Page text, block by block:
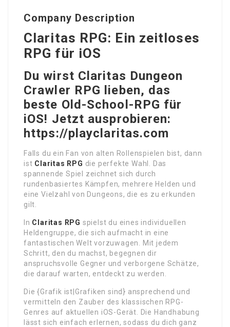
Company Description
Claritas RPG: Ein zeitloses
RPG für iOS
Du wirst Claritas Dungeon
Crawler RPG lieben, das
beste Old-School-RPG für
iOS! Jetzt ausprobieren:
https://playclaritas.com
Falls du ein Fan von alten Rollenspielen bist, dann
ist Claritas RPG die perfekte Wahl. Das
spannende Spiel zeichnet sich durch
rundenbasiertes Kämpfen, mehrere Helden und
eine Vielzahl von Dungeons, die es zu erkunden
gilt.
In Claritas RPG spielst du eines individuellen
Heldengruppe, die sich aufmacht in eine
fantastischen Welt vorzuwagen. Mit jedem
Schritt, den du machst, begegnen dir
anspruchsvolle Gegner und verborgene Schätze,
die darauf warten, entdeckt zu werden.
Die {Grafik ist|Grafiken sind} ansprechend und
vermitteln den Zauber des klassischen RPG-
Genres auf aktuellen iOS-Gerät. Die Handhabung
lässt sich einfach erlernen, sodass du dich ganz